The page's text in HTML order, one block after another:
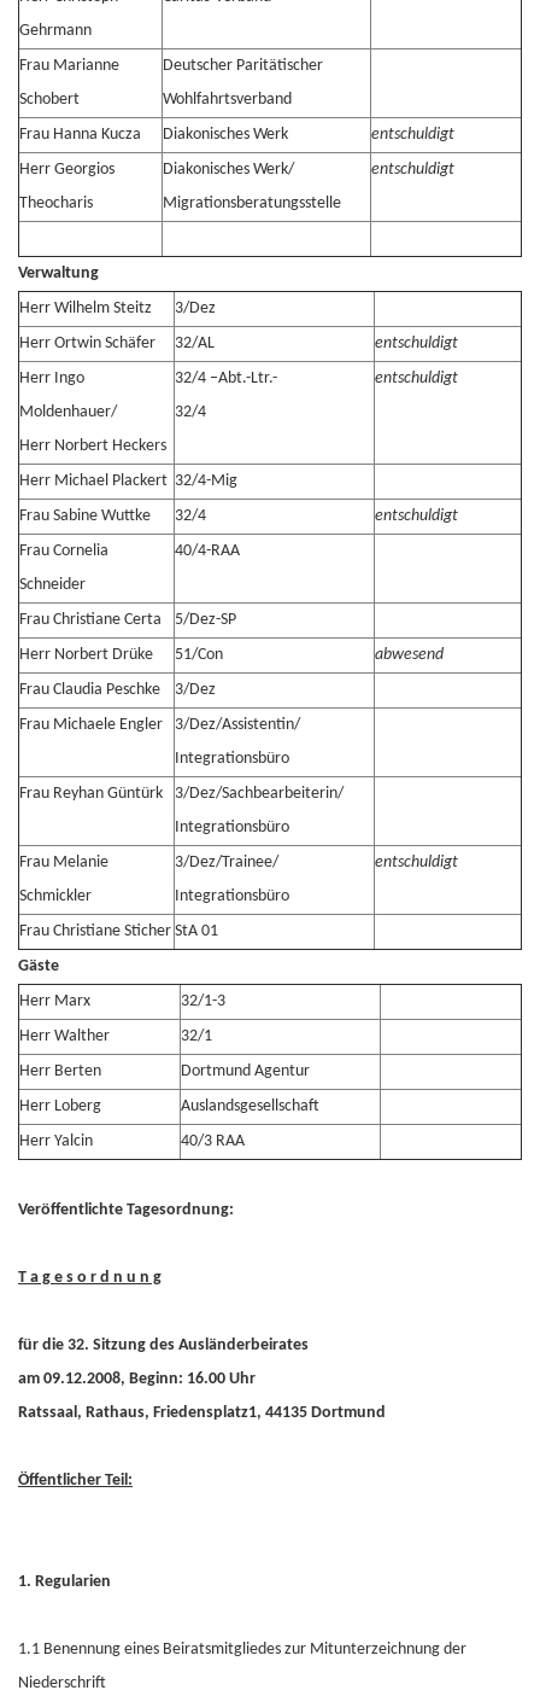
Gehrmann
Frau Marianne
Schobert
Deutscher Paritätischer
Wohlfahrtsverband
Frau Hanna Kucza
Diakonisches Werk
entschuldigt
Herr Georgios
Theocharis
Diakonisches Werk/
Migrationsberatungsstelle
entschuldigt
Verwaltung
Herr Wilhelm Steitz
3/Dez
Herr Ortwin Schäfer
32/AL
entschuldigt
Herr Ingo
Moldenhauer/
Herr Norbert Heckers
32/4 –Abt.-Ltr.-
32/4
entschuldigt
Herr Michael Plackert 32/4-Mig
Frau Sabine Wuttke
32/4
entschuldigt
Frau Cornelia
Schneider
40/4-RAA
Frau Christiane Certa
5/Dez-SP
Herr Norbert Drüke
51/Con
abwesend
Frau Claudia Peschke
3/Dez
Frau Michaele Engler
3/Dez/Assistentin/
Integrationsbüro
Frau Reyhan Güntürk
3/Dez/Sachbearbeiterin/
Integrationsbüro
Frau Melanie
Schmickler
3/Dez/Trainee/
Integrationsbüro
entschuldigt
Frau Christiane Sticher StA 01
Gäste
Herr Marx
32/1-3
Herr Walther
32/1
Herr Berten
Dortmund Agentur
Herr Loberg
Auslandsgesellschaft
Herr Yalcin
40/3 RAA
Veröffentlichte Tagesordnung:
T a g e s o r d n u n g
für die 32. Sitzung des Ausländerbeirates
am 09.12.2008, Beginn: 16.00 Uhr
Ratssaal, Rathaus, Friedensplatz1, 44135 Dortmund
Öffentlicher Teil:
1. Regularien
1.1 Benennung eines Beiratsmitgliedes zur Mitunterzeichnung der
Niederschrift